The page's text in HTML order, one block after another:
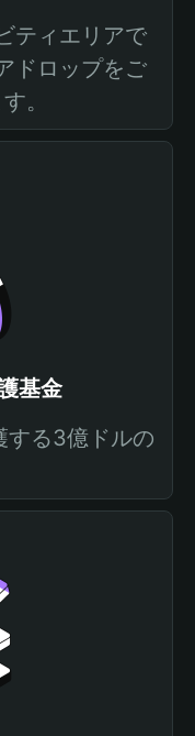
ティエリアで
ドロップをご
。
基金
する3億ドルの